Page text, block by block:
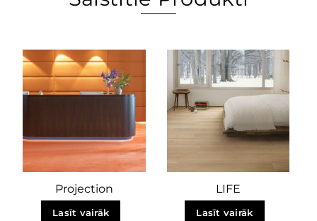
Projection
Lasīt vairāk
LIFE
Lasīt vairāk